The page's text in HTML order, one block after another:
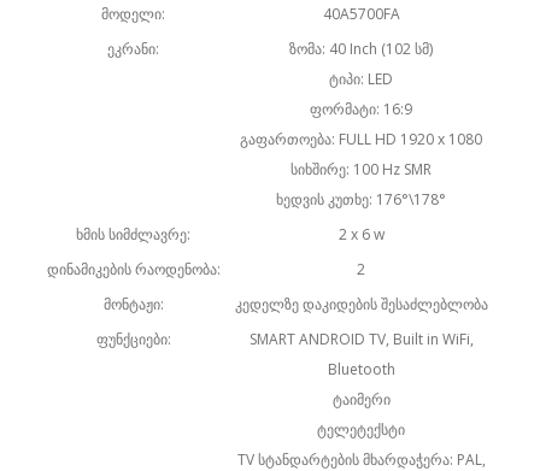
მოდელი:
40A5700FA
ეკრანი:
ზომა: 40 Inch (102 სმ)
ტიპი: LED
ფორმატი: 16:9
გაფართოება: FULL HD 1920 x 1080
სიხშირე: 100 Hz SMR
ხედვის კუთხე: 176°\178°
ხმის სიმძლავრე:
2 x 6 w
დინამიკების რაოდენობა:
2
მონტაჟი:
კედელზე დაკიდების შესაძლებლობა
ფუნქციები:
SMART ANDROID TV, Built in WiFi,
Bluetooth
ტაიმერი
ტელეტექსტი
TV სტანდარტების მხარდაჭერა: PAL,